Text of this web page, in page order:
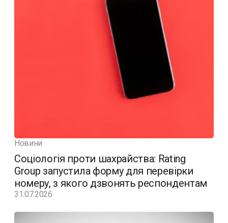
Новини
Соціологія проти шахрайства: Rating
Group запустила форму для перевірки
номеру, з якого дзвонять респондентам
31.07.2026